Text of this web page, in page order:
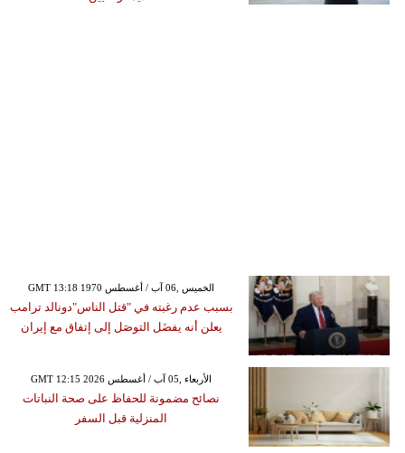
GMT 13:18 1970 الخميس ,06 آب / أغسطس
بسبب عدم رغبته في "قتل الناس"دونالد ترامب
يعلن أنه يفضَل التوصَل إلى إتفاق مع إيران
GMT 12:15 2026 الأربعاء ,05 آب / أغسطس
نصائح مضمونة للحفاظ على صحة النباتات
المنزلية قبل السفر